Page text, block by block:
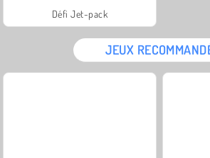
Défi Jet-pack
JEUX